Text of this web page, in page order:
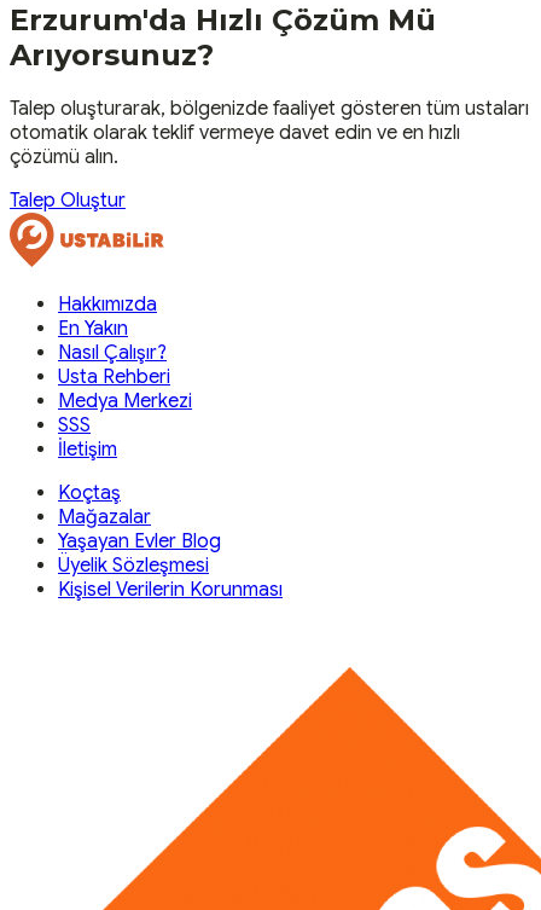
Erzurum'da Hızlı Çözüm Mü
Arıyorsunuz?
Talep oluşturarak, bölgenizde faaliyet gösteren tüm ustaları
otomatik olarak teklif vermeye davet edin ve en hızlı
çözümü alın.
Talep Oluştur
Hakkımızda
En Yakın
Nasıl Çalışır?
Usta Rehberi
Medya Merkezi
SSS
İletişim
Koçtaş
Mağazalar
Yaşayan Evler Blog
Üyelik Sözleşmesi
Kişisel Verilerin Korunması